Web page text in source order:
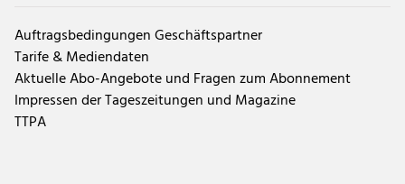
Auftragsbedingungen Geschäftspartner
Tarife & Mediendaten
Aktuelle Abo-Angebote und Fragen zum Abonnement
Impressen der Tageszeitungen und Magazine
TTPA